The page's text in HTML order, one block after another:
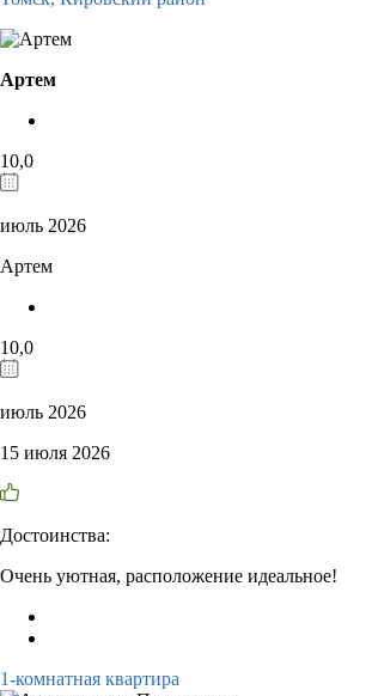
Артем
10,0
июль 2026
Артем
10,0
июль 2026
15 июля 2026
Достоинства:
Очень уютная, расположение идеальное!
1-комнатная квартира